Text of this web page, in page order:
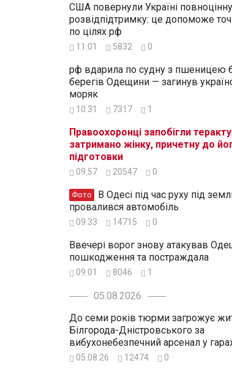
США повернули Україні повноцінну
розвідпідтримку: це допоможе
по цілях рф
11:01 5832 0
рф вдарила по судну з пшеницею
берегів Одещини — загинув
моряк
10:31 7317 1
Правоохоронці запобігли теракту
затримано жінку, причетну до
підготовки
09:57 20547 0
Фото
провалився автомобіль
09:33 14715 0
Ввечері ворог знову атакував
пошкодження та постраждала
09:01 8046 1
05.08.2026
До семи років тюрми загрожує
Білгорода-Дністровського за
вибухонебезпечний арсенал у
05.08.26 12474 0